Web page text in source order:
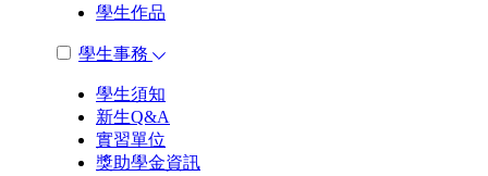
學生作品
學生事務
學生須知
新生Q&A
實習單位
獎助學金資訊